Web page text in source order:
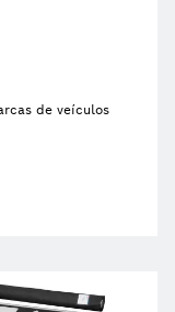
de veículos